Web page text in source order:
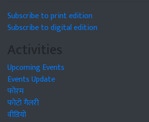
Subscribe to print edition
Subscribe to digital edition
Activities
Upcoming Events
Events Update
फोरम
फोटो गैलरी
वीडियो